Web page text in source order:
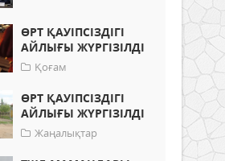
ӨРТ ҚАУІПСІЗДІГІ
АЙЛЫҒЫ ЖҮРГІЗІЛДІ
Қоғам
ӨРТ ҚАУІПСІЗДІГІ
АЙЛЫҒЫ ЖҮРГІЗІЛДІ
Жаңалықтар